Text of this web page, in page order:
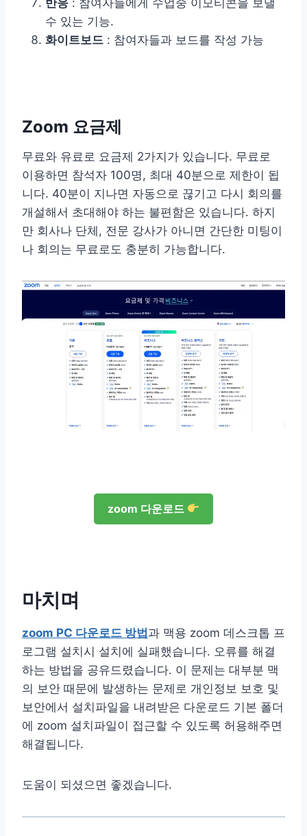
반응 : 참여자들에게 수업중 이모티콘을 보낼
수 있는 기능.
화이트보드 : 참여자들과 보드를 작성 가능
Zoom 요금제
무료와 유료로 요금제 2가지가 있습니다. 무료로
이용하면 참석자 100명, 최대 40분으로 제한이 됩
니다. 40분이 지나면 자동으로 끊기고 다시 회의를
개설해서 초대해야 하는 불편함은 있습니다. 하지
만 회사나 단체, 전문 강사가 아니면 간단한 미팅이
나 회의는 무료로도 충분히 가능합니다.
zoom 다운로드
마치며
zoom PC 다운로드 방법과 맥용 zoom 데스크톱 프
로그램 설치시 설치에 실패했습니다. 오류를 해결
하는 방법을 공유드렸습니다. 이 문제는 대부분 맥
의 보안 때문에 발생하는 문제로 개인정보 보호 및
보안에서 설치파일을 내려받은 다운로드 기본 폴더
에 zoom 설치파일이 접근할 수 있도록 허용해주면
해결됩니다.
도움이 되셨으면 좋겠습니다.